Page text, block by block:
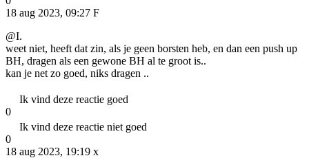
18 aug 2023, 09:27 F
@I.
weet niet, heeft dat zin, als je geen borsten heb, en dan een push up
BH, dragen als een gewone BH al te groot is..
kan je net zo goed, niks dragen ..
Ik vind deze reactie goed
0
Ik vind deze reactie niet goed
0
18 aug 2023, 19:19 x